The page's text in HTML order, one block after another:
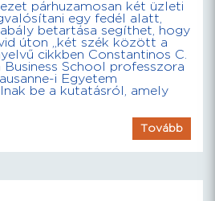
párhuzamosan két üzleti
egy fedél alatt,
betartása segíthet, hogy
úton „két szék között a
cikkben Constantinos C.
Business School professzora
i Egyetem
be a kutatásról, amely
Tovább